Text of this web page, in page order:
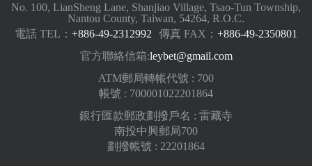
No. 100, LianSheng Lane, Shanjiao Village, Tsao-Tun Township,
Nantou County, Taiwan, 54264, R.O.C.
電話 TEL： +886-49-2312992 傳真 FAX： +886-49-2350801
官方聯絡信箱:leybet@gmail.com
ATM郵局轉帳代號 : 700
帳號 : 700001022201864
銀行匯款郵政劃撥戶名 : 雷藏寺
南投中興郵局700
劃撥帳號 : 22201864